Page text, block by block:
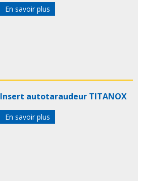
En savoir plus
Insert autotaraudeur TITANOX
En savoir plus